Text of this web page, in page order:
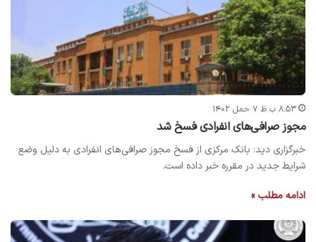
۸:۵۳ ب.ظ ۷ حمل ۱۴۰۲
مجوز صرافی‌های انفرادی فسخ شد
خبرگزاری دید: بانک مرکزی از فسخ مجوز صرافی‌های انفرادی به دلیل وضع
شرایط جدید در مقرره خبر داده است.
ادامه مطلب »